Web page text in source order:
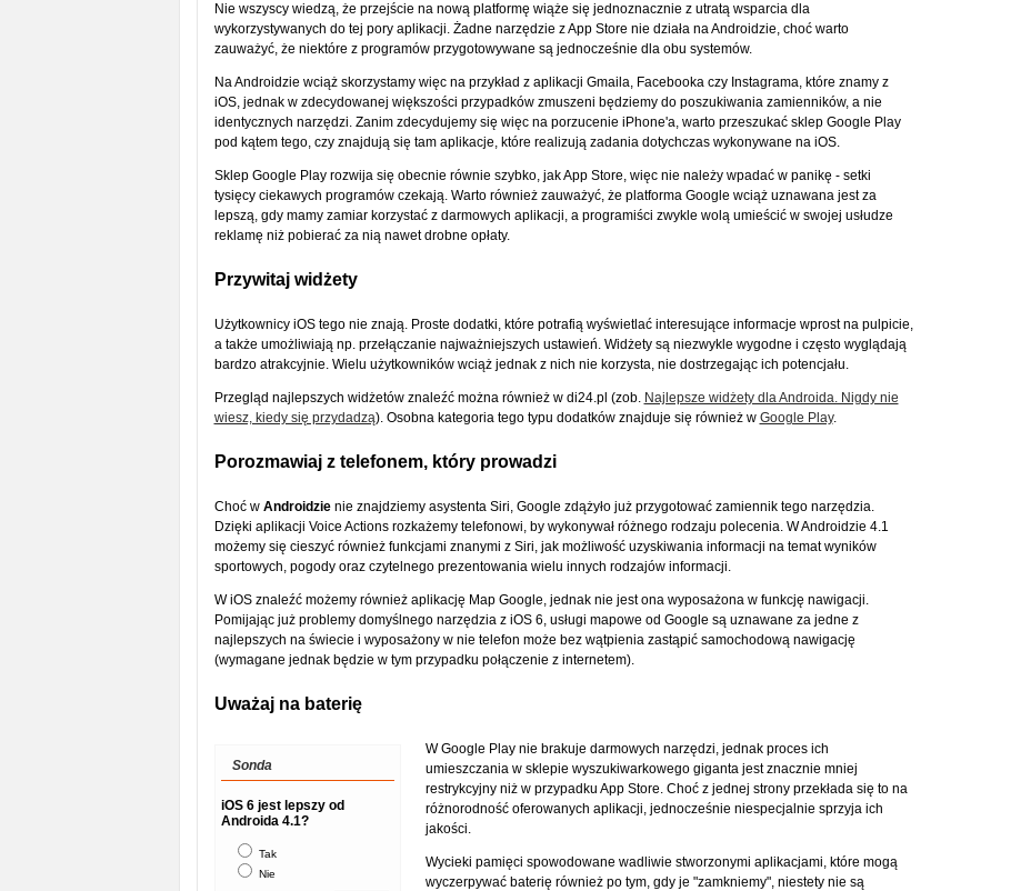
Nie wszyscy wiedzą, że przejście na nową platformę wiąże się jednoznacznie z utratą wsparcia dla
wykorzystywanych do tej pory aplikacji. Żadne narzędzie z App Store nie działa na Androidzie, choć warto
zauważyć, że niektóre z programów przygotowywane są jednocześnie dla obu systemów.
Na Androidzie wciąż skorzystamy więc na przykład z aplikacji Gmaila, Facebooka czy Instagrama, które znamy z
iOS, jednak w zdecydowanej większości przypadków zmuszeni będziemy do poszukiwania zamienników, a nie
identycznych narzędzi. Zanim zdecydujemy się więc na porzucenie iPhone'a, warto przeszukać sklep Google Play
pod kątem tego, czy znajdują się tam aplikacje, które realizują zadania dotychczas wykonywane na iOS.
Sklep Google Play rozwija się obecnie równie szybko, jak App Store, więc nie należy wpadać w panikę - setki
tysięcy ciekawych programów czekają. Warto również zauważyć, że platforma Google wciąż uznawana jest za
lepszą, gdy mamy zamiar korzystać z darmowych aplikacji, a programiści zwykle wolą umieścić w swojej usłudze
reklamę niż pobierać za nią nawet drobne opłaty.
Przywitaj widżety
Użytkownicy iOS tego nie znają. Proste dodatki, które potrafią wyświetlać interesujące informacje wprost na pulpicie,
a także umożliwiają np. przełączanie najważniejszych ustawień. Widżety są niezwykle wygodne i często wyglądają
bardzo atrakcyjnie. Wielu użytkowników wciąż jednak z nich nie korzysta, nie dostrzegając ich potencjału.
Przegląd najlepszych widżetów znaleźć można również w di24.pl (zob. Najlepsze widżety dla Androida. Nigdy nie
wiesz, kiedy się przydadzą). Osobna kategoria tego typu dodatków znajduje się również w Google Play.
Porozmawiaj z telefonem, który prowadzi
Choć w Androidzienie znajdziemy asystenta Siri, Google zdążyło już przygotować zamiennik tego narzędzia.
Dzięki aplikacji Voice Actions rozkażemy telefonowi, by wykonywał różnego rodzaju polecenia. W Androidzie 4.1
możemy się cieszyć również funkcjami znanymi z Siri, jak możliwość uzyskiwania informacji na temat wyników
sportowych, pogody oraz czytelnego prezentowania wielu innych rodzajów informacji.
W iOS znaleźć możemy również aplikację Map Google, jednak nie jest ona wyposażona w funkcję nawigacji.
Pomijając już problemy domyślnego narzędzia z iOS 6, usługi mapowe od Google są uznawane za jedne z
najlepszych na świecie i wyposażony w nie telefon może bez wątpienia zastąpić samochodową nawigację
(wymagane jednak będzie w tym przypadku połączenie z internetem).
Uważaj na baterię
Sonda
iOS 6 jest lepszy od
Androida 4.1?
Tak
Nie
W Google Play nie brakuje darmowych narzędzi, jednak proces ich
umieszczania w sklepie wyszukiwarkowego giganta jest znacznie mniej
restrykcyjny niż w przypadku App Store. Choć z jednej strony przekłada się to na
różnorodność oferowanych aplikacji, jednocześnie niespecjalnie sprzyja ich
jakości.
Wycieki pamięci spowodowane wadliwie stworzonymi aplikacjami, które mogą
wyczerpywać baterię również po tym, gdy je "zamkniemy", niestety nie są